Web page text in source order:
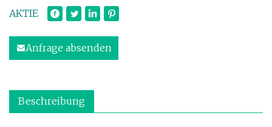
AKTIE
Anfrage absenden
Beschreibung